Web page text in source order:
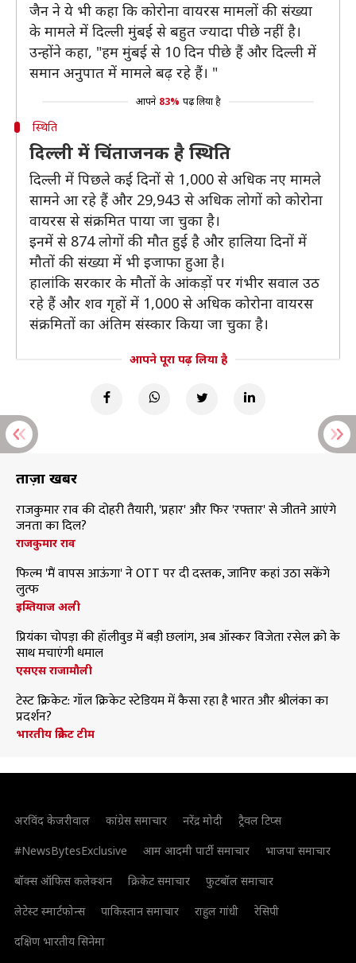
जैन ने ये भी कहा कि कोरोना वायरस मामलों की संख्या
के मामले में दिल्ली मुंबई से बहुत ज्यादा पीछे नहीं है।
उन्होंने कहा, "हम मुंबई से 10 दिन पीछे हैं और दिल्ली में
समान अनुपात में मामले बढ़ रहे हैं। "
आपने 83% पढ़ लिया है
स्थिति
दिल्ली में चिंताजनक है स्थिति
दिल्ली में पिछले कई दिनों से 1,000 से अधिक नए मामले
सामने आ रहे हैं और 29,943 से अधिक लोगों को कोरोना
वायरस से संक्रमित पाया जा चुका है।
इनमें से 874 लोगों की मौत हुई है और हालिया दिनों में
मौतों की संख्या में भी इजाफा हुआ है।
हालांकि सरकार के मौतों के आंकड़ों पर गंभीर सवाल उठ
रहे हैं और शव गृहों में 1,000 से अधिक कोरोना वायरस
संक्रमितों का अंतिम संस्कार किया जा चुका है।
आपने पूरा पढ़ लिया है
ताज़ा खबरें
राजकुमार राव की दोहरी तैयारी, 'प्रहार' और फिर 'रफ्तार' से जीतने आएंगे
जनता का दिल?
राजकुमार राव
फिल्म 'मैं वापस आऊंगा' ने OTT पर दी दस्तक, जानिए कहां उठा सकेंगे
लुत्फ
इम्तियाज अली
प्रियंका चोपड़ा की हॉलीवुड में बड़ी छलांग, अब ऑस्कर विजेता रसेल क्रो के
साथ मचाएंगी धमाल
एसएस राजामौली
टेस्ट क्रिकेट: गॉल क्रिकेट स्टेडियम में कैसा रहा है भारत और श्रीलंका का
प्रदर्शन?
भारतीय क्रिकेट टीम
अरविंद केजरीवाल कांग्रेस समाचार नरेंद्र मोदी
ट्रैवल टिप्स
#NewsBytesExclusive
आम आदमी पार्टी समाचार
भाजपा समाचार
बॉक्स ऑफिस कलेक्शन
क्रिकेट समाचार
फुटबॉल समाचार
लेटेस्ट स्मार्टफोन्स
पाकिस्तान समाचार राहुल गांधी
रेसिपी
दक्षिण भारतीय सिनेमा